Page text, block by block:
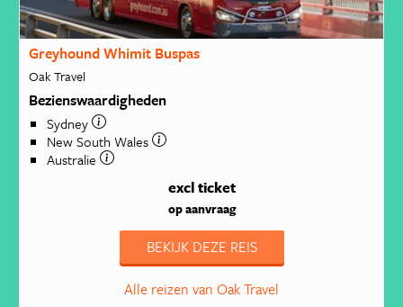
Greyhound Whimit Buspas
Oak Travel
Bezienswaardigheden
Sydney
New South Wales
Australie
excl ticket
op aanvraag
BEKIJK DEZE REIS
Alle reizen van Oak Travel